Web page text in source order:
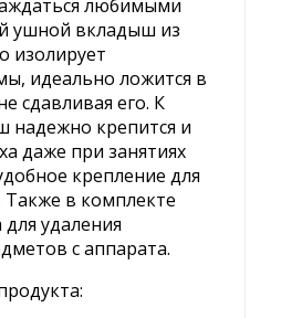
любимыми
ушной вкладыш из
изолирует
идеально ложится в
сдавливая его. К
надежно крепится и
даже при занятиях
крепление для
в комплекте
удаления
с аппарата.